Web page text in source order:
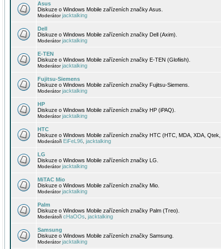
Asus
Diskuze o Windows Mobile zařízeních značky Asus.
Moderátorjacktalking
Dell
Diskuze o Windows Mobile zařízeních značky Dell (Axim).
Moderátorjacktalking
E-TEN
Diskuze o Windows Mobile zařízeních značky E-TEN (Glofiish).
Moderátorjacktalking
Fujitsu-Siemens
Diskuze o Windows Mobile zařízeních značky Fujitsu-Siemens.
Moderátorjacktalking
HP
Diskuze o Windows Mobile zařízeních značky HP (iPAQ).
Moderátorjacktalking
HTC
Diskuze o Windows Mobile zařízeních značky HTC (HTC, MDA, XDA,
Moderátoři EiFeL96 jacktalking
LG
Diskuze o Windows Mobile zařízeních značky LG.
Moderátorjacktalking
MiTAC Mio
Diskuze o Windows Mobile zařízeních značky Mio.
Moderátorjacktalking
Palm
Diskuze o Windows Mobile zařízeních značky Palm (Treo).
Moderátoři cHaOOs jacktalking
Samsung
Diskuze o Windows Mobile zařízeních značky Samsung.
Moderátorjacktalking